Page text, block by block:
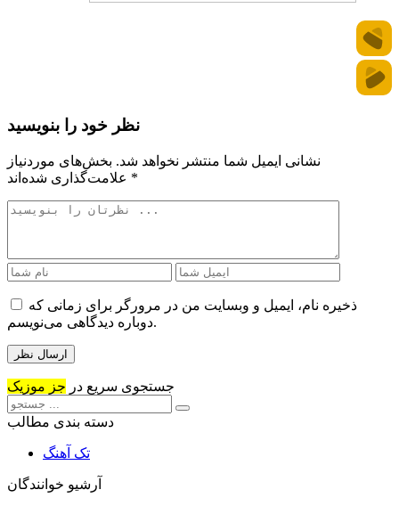
نظر خود را بنویسید
نشانی ایمیل شما منتشر نخواهد شد. بخش‌های موردنیاز
*
ذخیره نام، ایمیل و وبسایت من در مرورگر برای زمانی که
دوباره دیدگاهی می‌نویسم.
جستجوی سریع در جز موزیک
دسته بندی مطالب
تک آهنگ
آرشیو خوانندگان